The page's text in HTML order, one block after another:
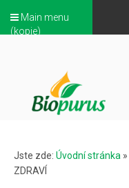
Main menu
(kopie)
Jste zde: Úvodní stránka »
ZDRAVÍ